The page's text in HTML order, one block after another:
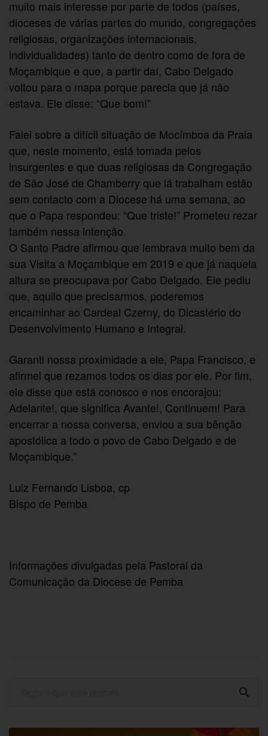
muito mais interesse por parte de todos (países,
dioceses de várias partes do mundo, congregações
religiosas, organizações internacionais,
individualidades) tanto de dentro como de fora de
Moçambique e que, a partir daí, Cabo Delgado
voltou para o mapa porque parecia que já não
estava. Ele disse: “Que bom!”
Falei sobre a difícil situação de Mocímboa da Praia
que, neste momento, está tomada pelos
insurgentes e que duas religiosas da Congregação
de São José de Chamberry que lá trabalham estão
sem contacto com a Diocese há uma semana, ao
que o Papa respondeu: “Que triste!” Prometeu rezar
também nessa intenção.
O Santo Padre afirmou que lembrava muito bem da
sua Visita a Moçambique em 2019 e que já naquela
altura se preocupava por Cabo Delgado. Ele pediu
que, aquilo que precisarmos, poderemos
encaminhar ao Cardeal Czerny, do Dicastério do
Desenvolvimento Humano e Integral.
Garanti nossa proximidade a ele, Papa Francisco, e
afirmei que rezamos todos os dias por ele. Por fim,
ele disse que está conosco e nos encorajou:
Adelante!, que significa Avante!, Continuem! Para
encerrar a nossa conversa, enviou a sua bênção
apostólica a todo o povo de Cabo Delgado e de
Moçambique.”
Luiz Fernando Lisboa, cp
Bispo de Pemba
Informações divulgadas pela Pastoral da
Comunicação da Diocese de Pemba